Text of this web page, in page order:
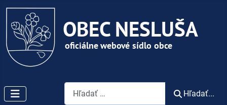
Vyhľadávanie
Hľadať...